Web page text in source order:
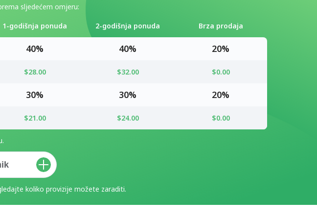
sljedećem omjeru:
1-godišnja ponuda 2-godišnja ponuda Brza prodaja
40% 40% 20%
$28.00 $32.00 $0.00
30% 30% 20%
$21.00 $24.00 $0.00
koliko provizije možete zaraditi.